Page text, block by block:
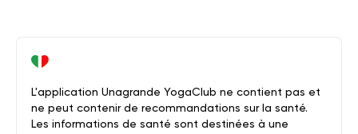
L'application Unagrande YogaClub ne contient pas et
ne peut contenir de recommandations sur la santé.
Les informations de santé sont destinées à une